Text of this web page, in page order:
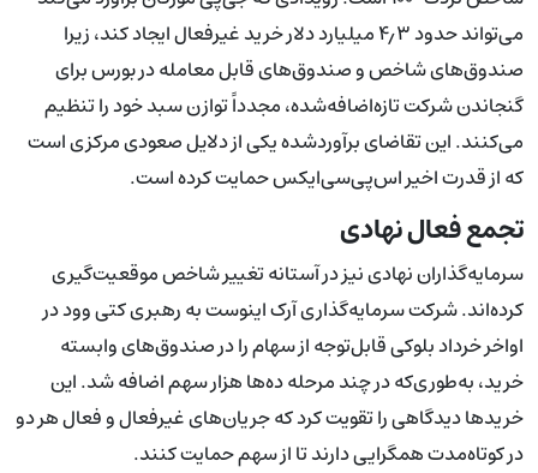
می‌تواند حدود ۴٫۳ میلیارد دلار خرید غیرفعال ایجاد کند، زیرا
صندوق‌های شاخص و صندوق‌های قابل معامله در بورس برای
گنجاندن شرکت تازه‌اضافه‌شده، مجدداً توازن سبد خود را تنظیم
می‌کنند. این تقاضای برآوردشده یکی از دلایل صعودی مرکزی است
که از قدرت اخیر اس‌پی‌سی‌ایکس حمایت کرده است.
تجمع فعال نهادی
سرمایه‌گذاران نهادی نیز در آستانه تغییر شاخص موقعیت‌گیری
کرده‌اند. شرکت سرمایه‌گذاری آرک اینوست به رهبری کتی وود در
اواخر خرداد بلوکی قابل‌توجه از سهام را در صندوق‌های وابسته
خرید، به‌طوری‌که در چند مرحله ده‌ها هزار سهم اضافه شد. این
خریدها دیدگاهی را تقویت کرد که جریان‌های غیرفعال و فعال هر دو
در کوتاه‌مدت همگرایی دارند تا از سهم حمایت کنند.